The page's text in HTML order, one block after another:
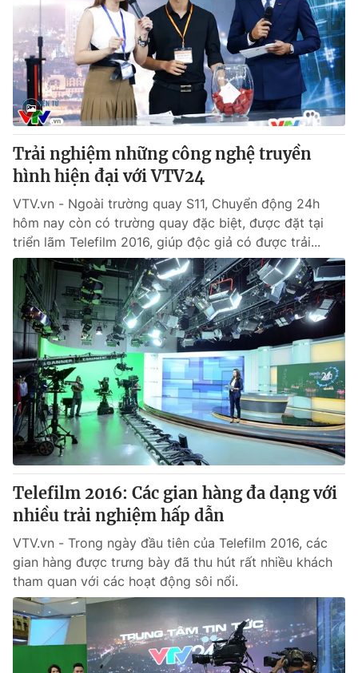
Trải nghiệm những công nghệ truyền
hình hiện đại với VTV24
VTV.vn - Ngoài trường quay S11, Chuyển động 24h
hôm nay còn có trường quay đặc biệt, được đặt tại
triển lãm Telefilm 2016, giúp độc giả có được trải...
Telefilm 2016: Các gian hàng đa dạng với
nhiều trải nghiệm hấp dẫn
VTV.vn - Trong ngày đầu tiên của Telefilm 2016, các
gian hàng được trưng bày đã thu hút rất nhiều khách
tham quan với các hoạt động sôi nổi.